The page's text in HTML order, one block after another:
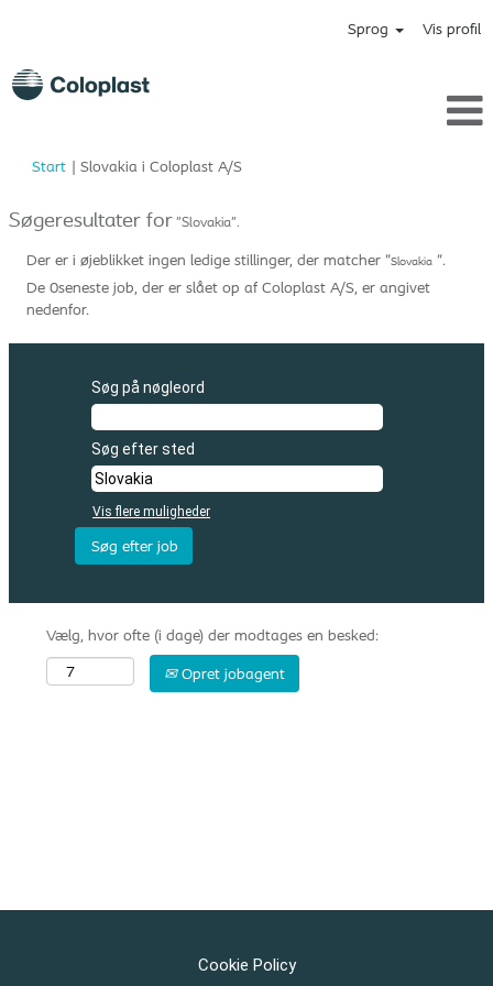
Sprog Vis profil
Start | Slovakia i Coloplast A/S(aktuel
Søgeresultater for"Slovakia".
Der er i øjeblikket ingen ledige stillinger, der matcher "Slovakia ".
De 0seneste job, der er slået op af Coloplast A/S, er angivet
nedenfor.
Søg på nøgleord
Søg efter sted
Vis flere muligheder
Vælg, hvor ofte (i dage) der modtages en besked:
Opret jobagent
Cookie Policy